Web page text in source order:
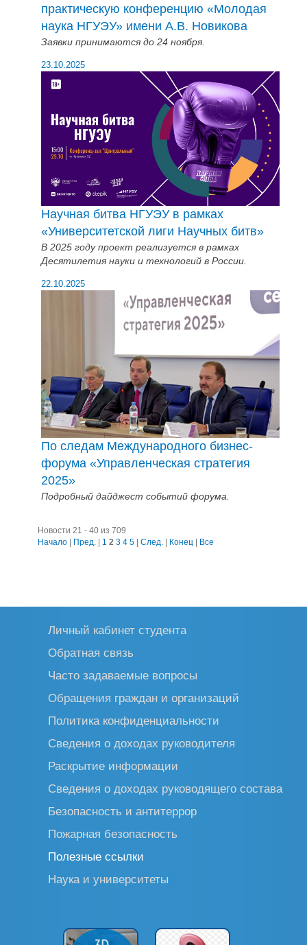
практическую конференцию «Молодая
наука НГУЭУ» имени А.В. Новикова
Заявки принимаются до 24 ноября.
23.10.2025
Научная битва НГУЭУ в рамках
«Университетской лиги Научных битв»
В 2025 году проект реализуется в рамках
Десятилетия науки и технологий в России.
22.10.2025
По следам Международного бизнес-
форума «Управленческая стратегия
2025»
Подробный дайджест событий форума.
Новости 21 - 40 из 709
Начало | Пред. | 1 2 3 4 5 | След. | Конец | Все
Личный кабинет студента
Обратная связь
Часто задаваемые вопросы
Обращения граждан и организаций
Политика конфиденциальности
Сведения о доходах руководителя
Раскрытие информации
Сведения о доходах руководящего состава
Безопасность и антитеррор
Пожарная безопасность
Полезные ссылки
Наука и университеты